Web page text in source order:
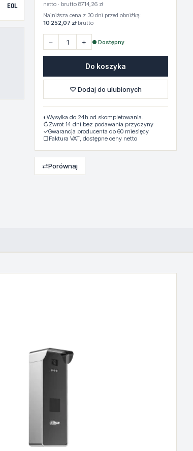
EOL
netto · brutto 8714,26 zł
Najniższa cena z 30 dni przed obniżką:
10 252,07 złbrutto
− + ● Dostępny
Do koszyka
♡ Dodaj do ulubionych
◐ Wysyłka do 24h od skompletowania.
↻Zwrot 14 dni bez podawania przyczyny
✓Gwarancja producenta do 60 miesięcy
▢Faktura VAT, dostępne ceny netto
⇄Porównaj